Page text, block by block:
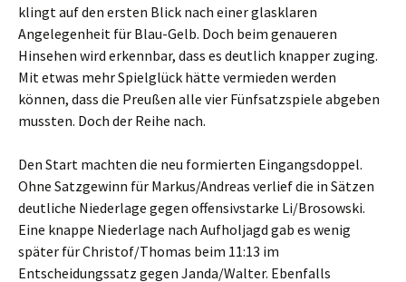
klingt auf den ersten Blick nach einer glasklaren
Angelegenheit für Blau-Gelb. Doch beim genaueren
Hinsehen wird erkennbar, dass es deutlich knapper zuging.
Mit etwas mehr Spielglück hätte vermieden werden
können, dass die Preußen alle vier Fünfsatzspiele abgeben
mussten. Doch der Reihe nach.
Den Start machten die neu formierten Eingangsdoppel.
Ohne Satzgewinn für Markus/Andreas verlief die in Sätzen
deutliche Niederlage gegen offensivstarke Li/Brosowski.
Eine knappe Niederlage nach Aufholjagd gab es wenig
später für Christof/Thomas beim 11:13 im
Entscheidungssatz gegen Janda/Walter. Ebenfalls